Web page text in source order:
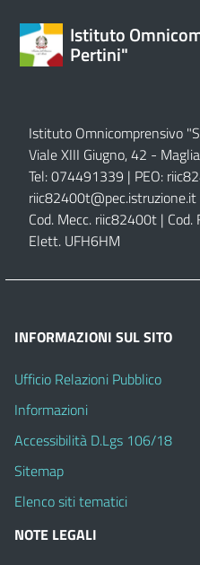
Istituto
Pertini"
Istituto Omnicomprensivo
Viale XIII Giugno, 42 -
Tel: 074491339 | PEO:
riic82400t@pec.istruzione.it
Cod. Mecc. riic82400t |
Elett. UFH6HM
INFORMAZIONI SUL SITO
Ufficio Relazioni Pubblico
Informazioni
Accessibilità D.Lgs 106/18
Sitemap
Elenco siti tematici
NOTE LEGALI